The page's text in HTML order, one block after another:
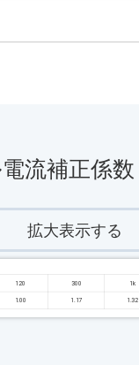
流補正係数
拡大表示する
120 300 1k
1.00 1.17 1.32